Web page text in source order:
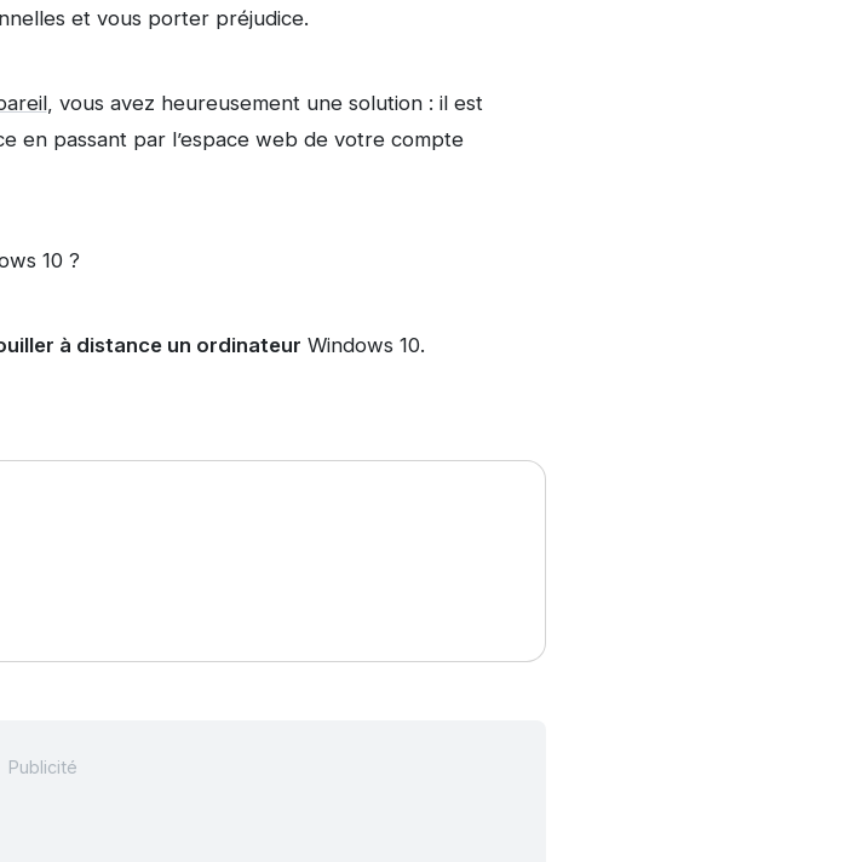
et vous porter préjudice.
, vous avez heureusement une solution : il est
en passant par l’espace web de votre compte
10 ?
à distance un ordinateur Windows 10.